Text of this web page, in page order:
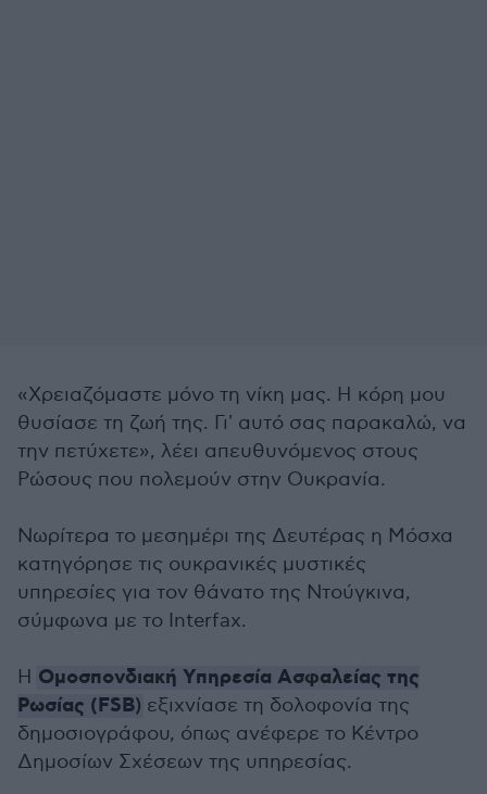
«Χρειαζόμαστε μόνο τη νίκη μας. Η κόρη μου
θυσίασε τη ζωή της. Γι' αυτό σας παρακαλώ, να
την πετύχετε», λέει απευθυνόμενος στους
Ρώσους που πολεμούν στην Ουκρανία.
Νωρίτερα το μεσημέρι της Δευτέρας η Μόσχα
κατηγόρησε τις ουκρανικές μυστικές
υπηρεσίες για τον θάνατο της Ντούγκινα,
σύμφωνα με το Interfax.
Η Ομοσπονδιακή Υπηρεσία Ασφαλείας της
Ρωσίας (FSB) εξιχνίασε τη δολοφονία της
δημοσιογράφου, όπως ανέφερε το Κέντρο
Δημοσίων Σχέσεων της υπηρεσίας.